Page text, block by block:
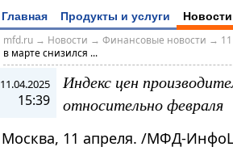
Главная Продукты и услуги Новости
mfd.ru→ Новости → Финансовые новости →
в марте снизился ...
11.04.2025
15:39
Индекс цен
относительно февраля
Москва, 11 апреля. /МФД-